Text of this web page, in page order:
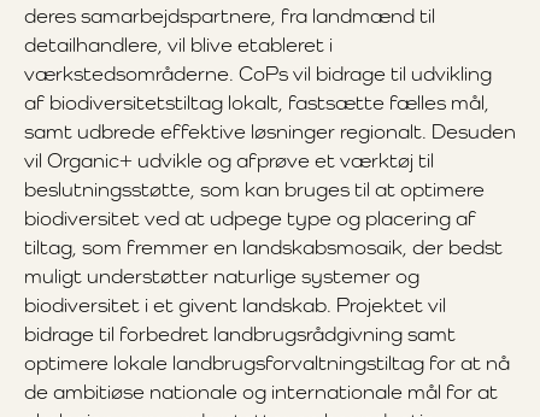
deres samarbejdspartnere, fra landmænd til
detailhandlere, vil blive etableret i
værkstedsområderne. CoPs vil bidrage til udvikling
af biodiversitetstiltag lokalt, fastsætte fælles mål,
samt udbrede effektive løsninger regionalt. Desuden
vil Organic+ udvikle og afprøve et værktøj til
beslutningsstøtte, som kan bruges til at optimere
biodiversitet ved at udpege type og placering af
tiltag, som fremmer en landskabsmosaik, der bedst
muligt understøtter naturlige systemer og
biodiversitet i et givent landskab. Projektet vil
bidrage til forbedret landbrugsrådgivning samt
optimere lokale landbrugsforvaltningstiltag for at nå
de ambitiøse nationale og internationale mål for at